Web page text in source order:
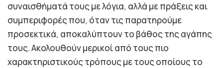
συναισθήματά τους με λόγια, αλλά με πράξεις και
συμπεριφορές που, όταν τις παρατηρούμε
προσεκτικά, αποκαλύπτουν το βάθος της αγάπης
τους. Ακολουθούν μερικοί από τους πιο
χαρακτηριστικούς τρόπους με τους οποίους το